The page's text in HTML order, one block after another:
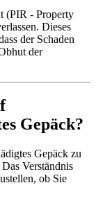
(PIR - Property
Dieses
der Schaden
der
Gepäck?
Gepäck zu
Verständnis
ob Sie